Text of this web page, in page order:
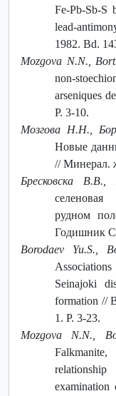
Fe-Pb-Sb-S
lead-
1982. Bd.
Mozgova N.N.,
non-
arseniques
P. 3-10.
Мозгова Н.Н.,
Новые
// Минерал.
Бресковска
рудном
Годишник
Borodaev Yu.S.,
Seinajoki
formation //
1. P. 3-23.
Mozgova N.N.,